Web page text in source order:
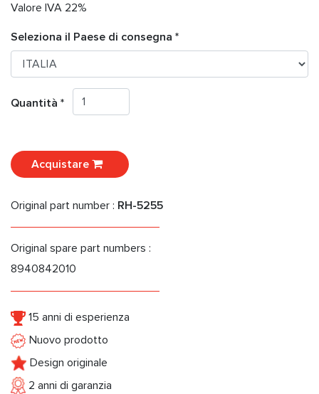
Valore IVA 22%
Seleziona il Paese di consegna *
Quantità *
Acquistare
Original part number : RH-5255
Original spare part numbers :
8940842010
15 anni di esperienza
Nuovo prodotto
Design originale
2 anni di garanzia